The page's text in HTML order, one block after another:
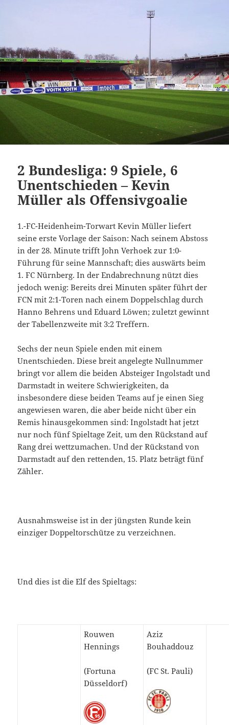
2 Bundesliga: 9 Spiele, 6
Unentschieden – Kevin
Müller als Offensivgoalie
1.-FC-Heidenheim-Torwart Kevin Müller liefert
seine erste Vorlage der Saison: Nach seinem Abstoss
in der 28. Minute trifft John Verhoek zur 1:0-
Führung für seine Mannschaft; dies auswärts beim
1. FC Nürnberg. In der Endabrechnung nützt dies
jedoch wenig: Bereits drei Minuten später führt der
FCN mit 2:1-Toren nach einem Doppelschlag durch
Hanno Behrens und Eduard Löwen; zuletzt gewinnt
der Tabellenzweite mit 3:2 Treffern.
Sechs der neun Spiele enden mit einem
Unentschieden. Diese breit angelegte Nullnummer
bringt vor allem die beiden Absteiger Ingolstadt und
Darmstadt in weitere Schwierigkeiten, da
insbesondere diese beiden Teams auf je einen Sieg
angewiesen waren, die aber beide nicht über ein
Remis hinausgekommen sind: Ingolstadt hat jetzt
nur noch fünf Spieltage Zeit, um den Rückstand auf
Rang drei wettzumachen. Und der Rückstand von
Darmstadt auf den rettenden, 15. Platz beträgt fünf
Zähler.
Ausnahmsweise ist in der jüngsten Runde kein
einziger Doppeltorschütze zu verzeichnen.
Und dies ist die Elf des Spieltags:
Rouwen
Hennings
(Fortuna
Düsseldorf)
Aziz
Bouhaddouz
(FC St. Pauli)